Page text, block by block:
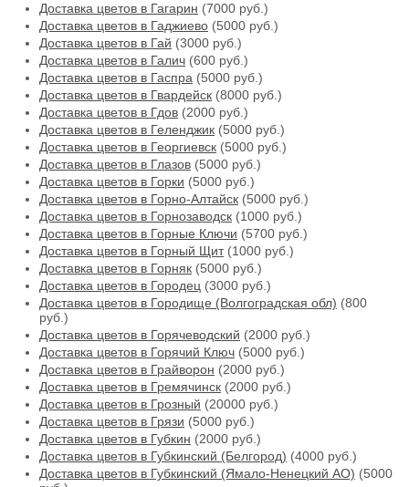
Доставка цветов в Гагарин (7000 руб.)
Доставка цветов в Гаджиево (5000 руб.)
Доставка цветов в Гай (3000 руб.)
Доставка цветов в Галич (600 руб.)
Доставка цветов в Гаспра (5000 руб.)
Доставка цветов в Гвардейск (8000 руб.)
Доставка цветов в Гдов (2000 руб.)
Доставка цветов в Геленджик (5000 руб.)
Доставка цветов в Георгиевск (5000 руб.)
Доставка цветов в Глазов (5000 руб.)
Доставка цветов в Горки (5000 руб.)
Доставка цветов в Горно-Алтайск (5000 руб.)
Доставка цветов в Горнозаводск (1000 руб.)
Доставка цветов в Горные Ключи (5700 руб.)
Доставка цветов в Горный Щит(1000 руб.)
Доставка цветов в Горняк (5000 руб.)
Доставка цветов в Городец (3000 руб.)
Доставка цветов в Городище (Волгоградская обл) (800
руб.)
Доставка цветов в Горячеводский (2000 руб.)
Доставка цветов в Горячий Ключ (5000 руб.)
Доставка цветов в Грайворон (2000 руб.)
Доставка цветов в Гремячинск (2000 руб.)
Доставка цветов в Грозный (20000 руб.)
Доставка цветов в Грязи (5000 руб.)
Доставка цветов в Губкин (2000 руб.)
Доставка цветов в Губкинский (Белгород) (4000 руб.)
Доставка цветов в Губкинский (Ямало-Ненецкий АО) (5000